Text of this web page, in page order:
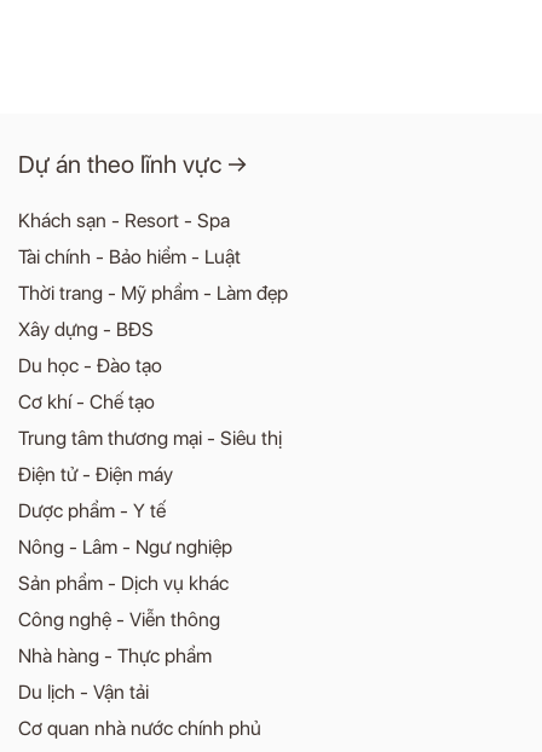
Dự án theo lĩnh vực →
Khách sạn - Resort - Spa
Tài chính - Bảo hiểm - Luật
Thời trang - Mỹ phẩm - Làm đẹp
Xây dựng - BĐS
Du học - Đào tạo
Cơ khí - Chế tạo
Trung tâm thương mại - Siêu thị
Điện tử - Điện máy
Dược phẩm - Y tế
Nông - Lâm - Ngư nghiệp
Sản phẩm - Dịch vụ khác
Công nghệ - Viễn thông
Nhà hàng - Thực phẩm
Du lịch - Vận tải
Cơ quan nhà nước chính phủ